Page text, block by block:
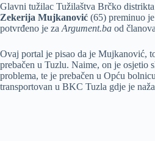
Glavni tužilac Tužilaštva Brčko
Zekerija Mujkanović (65) preminuo
potvrđeno je za Argument.ba od
Ovaj portal je pisao da je Mujkanović,
prebačen u Tuzlu. Naime, on je osjetio
problema, te je prebačen u Opću
transportovan u BKC Tuzla gdje je